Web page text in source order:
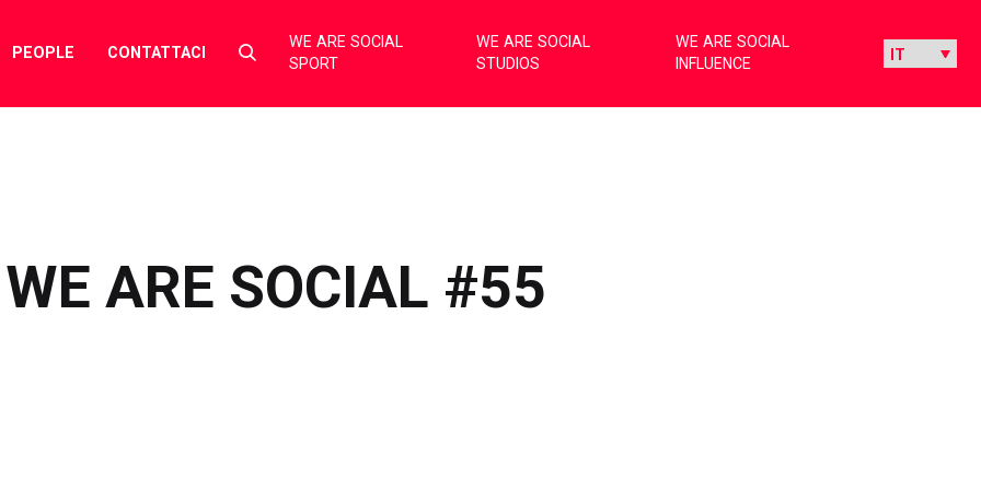
PEOPLE CONTATTACI
Select
toggle
WE ARE SOCIAL
SPORT
WE ARE SOCIAL
STUDIOS
WE ARE SOCIAL
INFLUENCE
ARE SOCIAL #55